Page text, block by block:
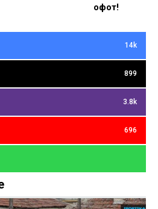
офот!
14k
899
3.8k
696